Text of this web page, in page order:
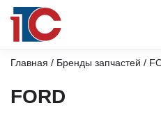
Главная / Бренды запчастей /
FORD